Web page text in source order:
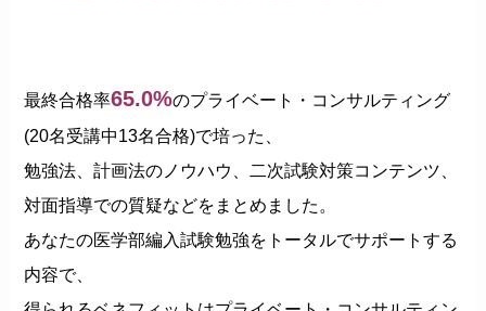
最終合格率65.0%のプライベート・コンサルティング
(20名受講中13名合格)で培った、
勉強法、計画法のノウハウ、二次試験対策コンテンツ、
対面指導での質疑などをまとめました。
あなたの医学部編入試験勉強をトータルでサポートする
内容で、